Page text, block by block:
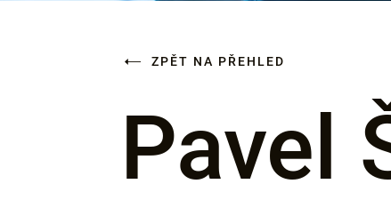
ZPĚT NA PŘEHLED
Pavel